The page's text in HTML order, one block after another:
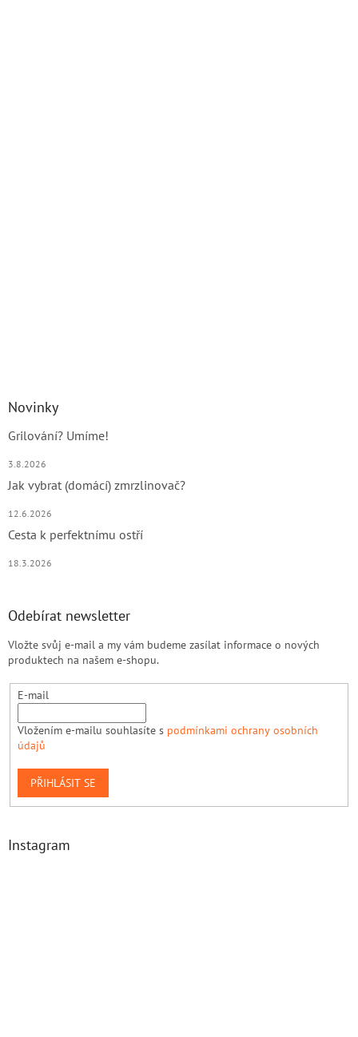
Novinky
Grilování? Umíme!
3.8.2026
Jak vybrat (domácí) zmrzlinovač?
12.6.2026
Cesta k perfektnímu ostří
18.3.2026
Odebírat newsletter
Vložte svůj e-mail a my vám budeme zasílat informace o nových
produktech na našem e-shopu.
E-mail
Vložením e-mailu souhlasíte s podmínkami ochrany osobních
údajů
PŘIHLÁSIT SE
Instagram